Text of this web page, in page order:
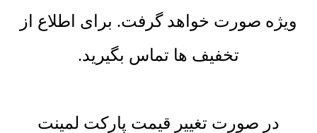
ویژه صورت خواهد گرفت. برای اطلاع از
تخفیف ها تماس بگیرید.
در صورت تغییر قیمت پارکت لمینت